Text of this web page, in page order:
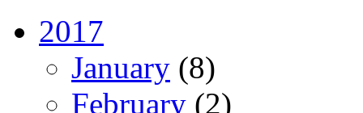
2017
January (8)
February (2)